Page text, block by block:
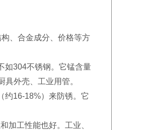
、合金成分、价格等方
如304不锈钢。它锰含量
外壳、工业用管。
约16-18%）来防锈。它
加工性能也好。工业、